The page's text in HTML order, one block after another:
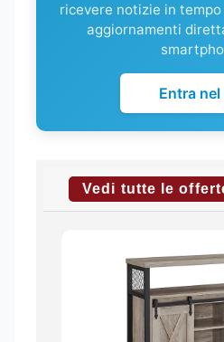
ricevere notizie in
aggiornamenti
Entra nel